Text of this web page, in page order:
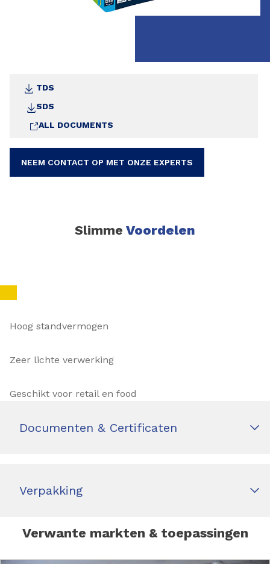
TDS
SDS
ALL DOCUMENTS
NEEM CONTACT OP MET ONZE EXPERTS
Slimme Voordelen
Hoog standvermogen
Zeer lichte verwerking
Geschikt voor retail en food
Documenten & Certificaten
Verpakking
Verwante markten & toepassingen